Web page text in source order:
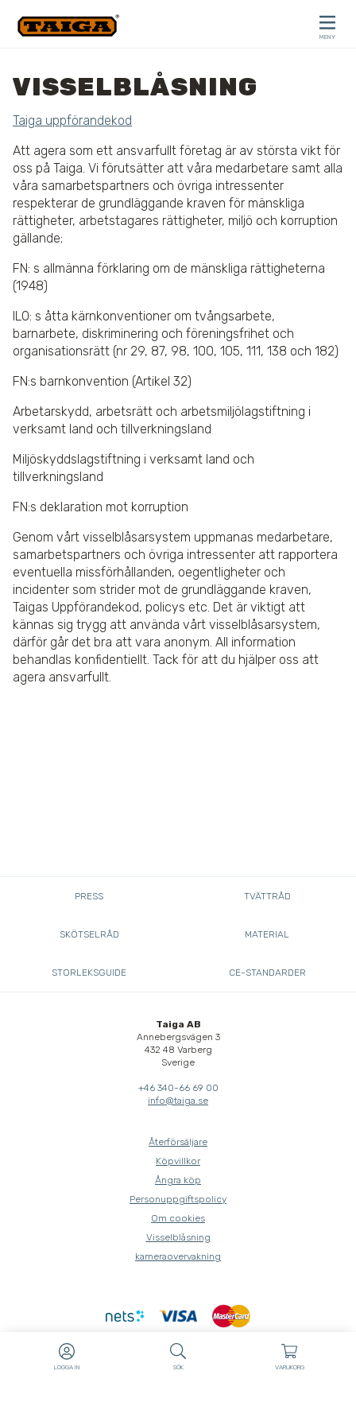
MENY
LOGGA IN SÖK VARUKORG
VISSELBLÅSNING
Taiga uppförandekod
Att agera som ett ansvarfullt företag är av största vikt för
oss på Taiga. Vi förutsätter att våra medarbetare samt alla
våra samarbetspartners och övriga intressenter
respekterar de grundläggande kraven för mänskliga
rättigheter, arbetstagares rättigheter, miljö och korruption
gällande;
FN: s allmänna förklaring om de mänskliga rättigheterna
(1948)
ILO: s åtta kärnkonventioner om tvångsarbete,
barnarbete, diskriminering och föreningsfrihet och
organisationsrätt (nr 29, 87, 98, 100, 105, 111, 138 och 182)
FN:s barnkonvention (Artikel 32)
Arbetarskydd, arbetsrätt och arbetsmiljölagstiftning i
verksamt land och tillverkningsland
Miljöskyddslagstiftning i verksamt land och
tillverkningsland
FN:s deklaration mot korruption
Genom vårt visselblåsarsystem uppmanas medarbetare,
samarbetspartners och övriga intressenter att rapportera
eventuella missförhållanden, oegentligheter och
incidenter som strider mot de grundläggande kraven,
Taigas Uppförandekod, policys etc. Det är viktigt att
kännas sig trygg att använda vårt visselblåsarsystem,
därför går det bra att vara anonym. All information
behandlas konfidentiellt. Tack för att du hjälper oss att
agera ansvarfullt.
PRESS TVÄTTRÅD
SKÖTSELRÅD MATERIAL
STORLEKSGUIDE CE-STANDARDER
Taiga AB
Annebergsvägen 3
432 48 Varberg
Sverige
+46 340-66 69 00
info@taiga.se
Återförsäljare
Köpvillkor
Ångra köp
Personuppgiftspolicy
Om cookies
Visselblåsning
kameraovervakning